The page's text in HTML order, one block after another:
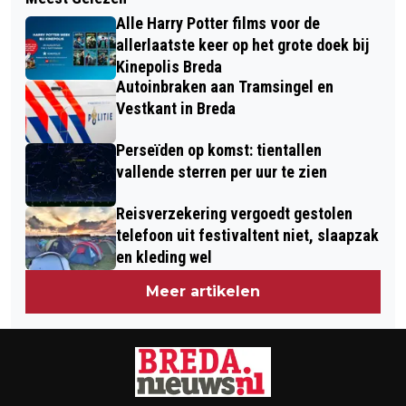
THRILLER GERT-JAN VAN DEN BEMD
KINDEREN EERDER UIT DE LUIERS IN
BREDA
Alle Harry Potter films voor de
allerlaatste keer op het grote doek bij
Kinepolis Breda
Autoinbraken aan Tramsingel en
Vestkant in Breda
Perseïden op komst: tientallen
vallende sterren per uur te zien
Reisverzekering vergoedt gestolen
telefoon uit festivaltent niet, slaapzak
en kleding wel
Meer artikelen